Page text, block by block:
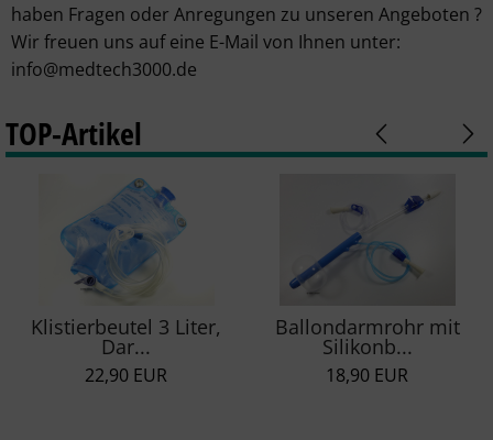
HYGIENE
haben Fragen oder Anregungen zu unseren Angeboten ?
Wir freuen uns auf eine E-Mail von Ihnen unter:
info@medtech3000.de
TOP-Artikel
Klistierbeutel 3 Liter,
Dar...
22,90 EUR
Ballondarmrohr mit
Silikonb...
18,90 EUR